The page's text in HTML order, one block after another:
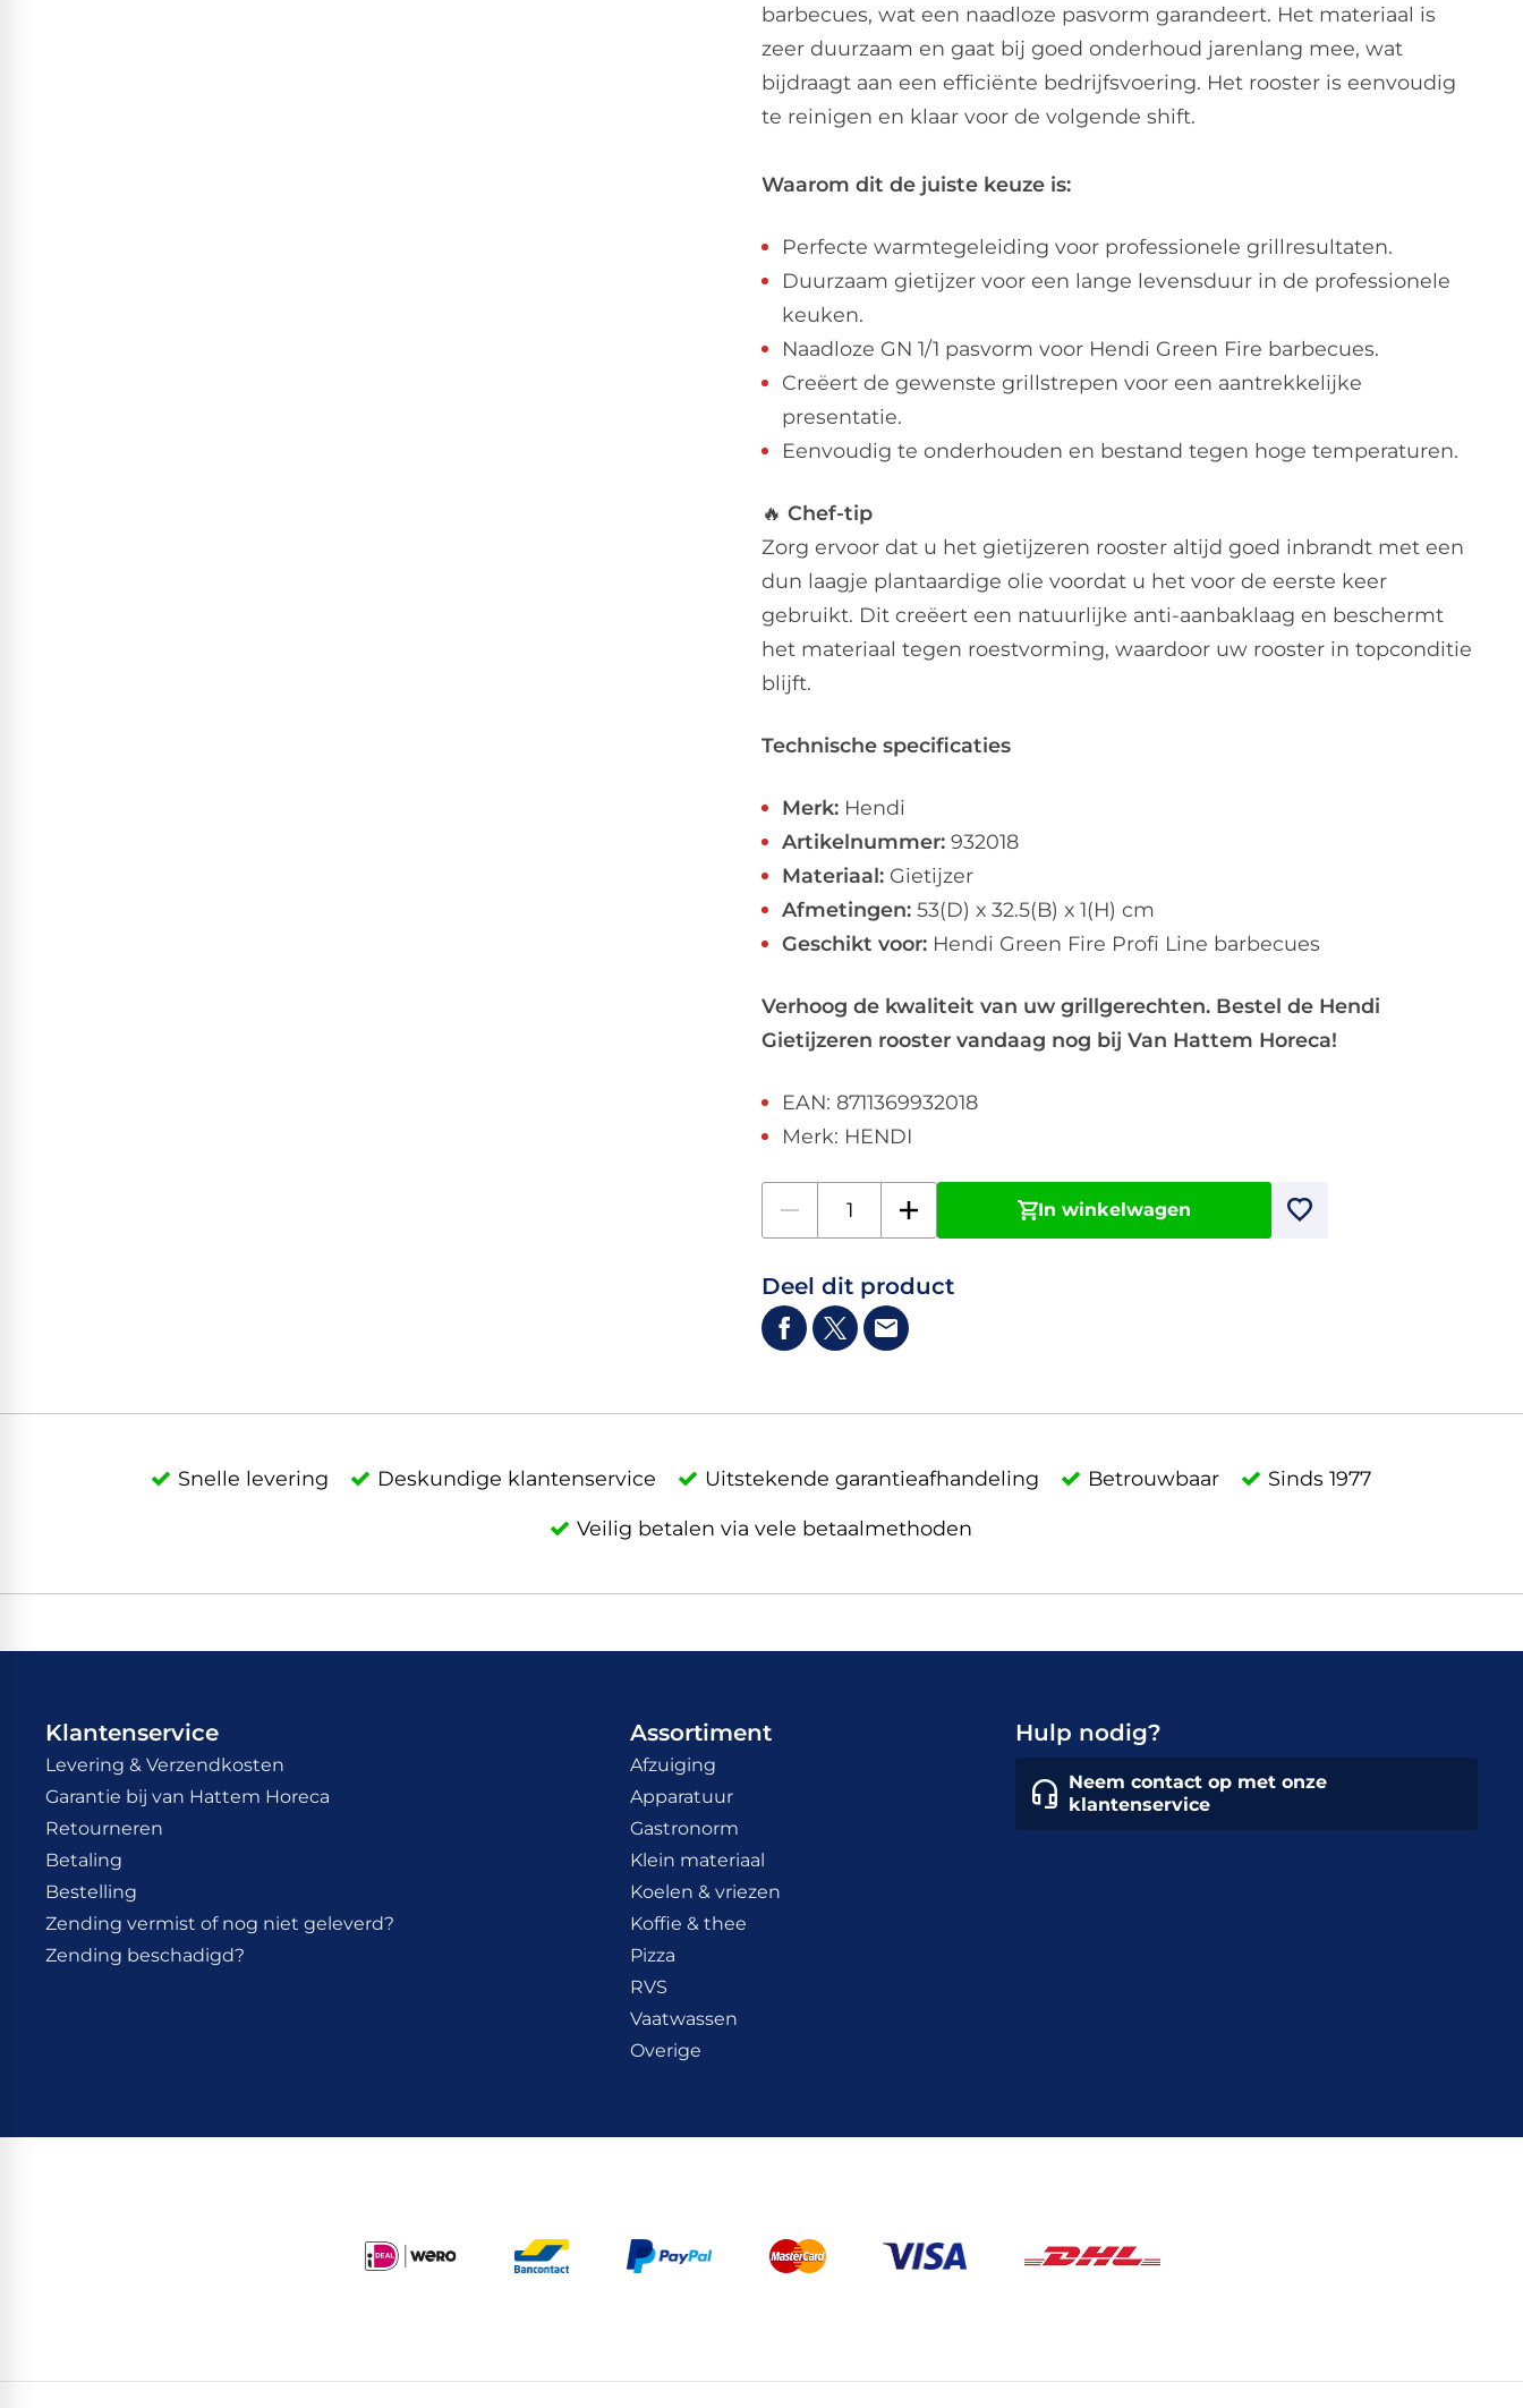
barbecues, wat een naadloze pasvorm garandeert. Het materiaal is
zeer duurzaam en gaat bij goed onderhoud jarenlang mee, wat
bijdraagt aan een efficiënte bedrijfsvoering. Het rooster is eenvoudig
te reinigen en klaar voor de volgende shift.
Waarom dit de juiste keuze is:
Perfecte warmtegeleiding voor professionele grillresultaten.
Duurzaam gietijzer voor een lange levensduur in de professionele
keuken.
Naadloze GN 1/1 pasvorm voor Hendi Green Fire barbecues.
Creëert de gewenste grillstrepen voor een aantrekkelijke
presentatie.
Eenvoudig te onderhouden en bestand tegen hoge temperaturen.
🔥 Chef-tip
Zorg ervoor dat u het gietijzeren rooster altijd goed inbrandt met een
dun laagje plantaardige olie voordat u het voor de eerste keer
gebruikt. Dit creëert een natuurlijke anti-aanbaklaag en beschermt
het materiaal tegen roestvorming, waardoor uw rooster in topconditie
blijft.
Technische specificaties
Merk:Hendi
Artikelnummer:932018
Materiaal:Gietijzer
Afmetingen:53(D) x 32.5(B) x 1(H) cm
Geschikt voor:Hendi Green Fire Profi Line barbecues
Verhoog de kwaliteit van uw grillgerechten. Bestel de Hendi
Gietijzeren rooster vandaag nog bij Van Hattem Horeca!
EAN: 8711369932018
Merk: HENDI
In winkelwagen
Deel dit product
Snelle levering Deskundige klantenservice Uitstekende garantieafhandeling Betrouwbaar Sinds 1977
Veilig betalen via vele betaalmethoden
Klantenservice
Levering & Verzendkosten
Garantie bij van Hattem Horeca
Retourneren
Betaling
Bestelling
Zending vermist of nog niet geleverd?
Zending beschadigd?
Assortiment
Afzuiging
Apparatuur
Gastronorm
Klein materiaal
Koelen & vriezen
Koffie & thee
Pizza
RVS
Vaatwassen
Overige
Hulp nodig?
Neem contact op met onze
klantenservice